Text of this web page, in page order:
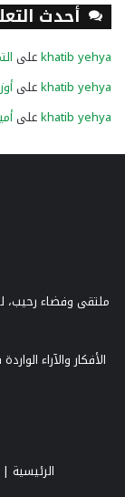
أحدث
khatib yehyaعلى
khatib yehyaعلى
khatib yehyaعلى
ملتقى وفضاء رحيب،
الأفكار والآراء
الرئيسية |